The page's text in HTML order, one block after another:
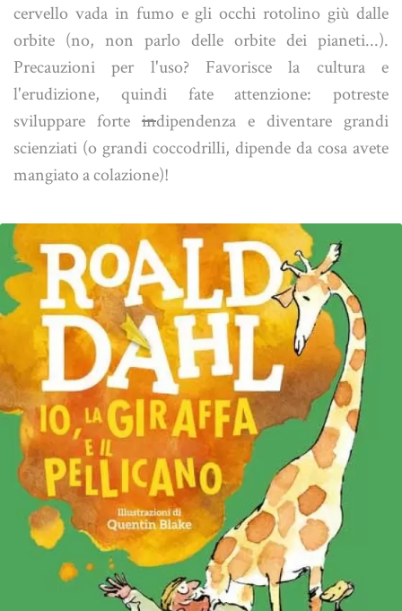
cervello vada in fumo e gli occhi rotolino giù dalle
orbite (no, non parlo delle orbite dei pianeti...).
Precauzioni per l'uso? Favorisce la cultura e
l'erudizione, quindi fate attenzione: potreste
sviluppare forte indipendenza e diventare grandi
scienziati (o grandi coccodrilli, dipende da cosa avete
mangiato a colazione)!